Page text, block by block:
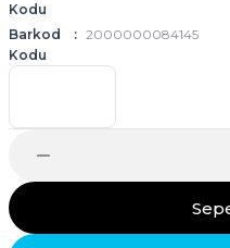
Kodu
Barkod
Kodu
2000000084145